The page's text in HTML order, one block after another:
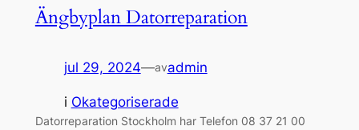
Ängbyplan Datorreparation
jul 29, 2024—avadmin
i Okategoriserade
Datorreparation Stockholm har Telefon 08 37 21 00